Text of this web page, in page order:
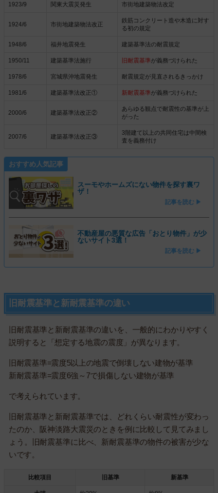
1923/9 関東大震災発生 市街地建築物法改定
1924/6 市街地建築物法改正
鉄筋コンクリート造や木造に対す
る初の規定
1948/6 福井地震発生 建築基準法の耐震規定
1950/11 建築基準法施行 旧耐震基準が義務づけられた
1978/6 宮城県沖地震発生 耐震規定が見直されるきっかけ
1981/6 建築基準法改正① 新耐震基準が義務づけられた
2000/6 建築基準法改正②
あらゆる観点で耐震性の基準が上
がった
2007/6 建築基準法改正③
3階建て以上の共同住宅は中間検
査を義務付け
おすすめ人気記事
スーモやホームズにない物件を探す裏ワ
ザ！
記事を読む ▶
不動産屋の悪質な広告「おとり物件」が少
ないサイト3選！
記事を読む ▶
旧耐震基準と新耐震基準の違い
旧耐震基準と新耐震基準の違いを、一般的にわかりやすく
説明すると「想定する地震の震度」が異なります。
旧耐震基準=震度5以上の地震で倒壊しない建物が基準
新耐震基準=震度6強～7で損傷しない建物が基準
で考えられています。
旧耐震基準と新耐震基準では、どれくらい耐震性が変わっ
たのか、阪神淡路大震災のときを例に比較して見てみまし
ょう。旧耐震基準に比べ、新耐震基準の物件の被害が少な
いです。
比較項目 旧基準 新基準